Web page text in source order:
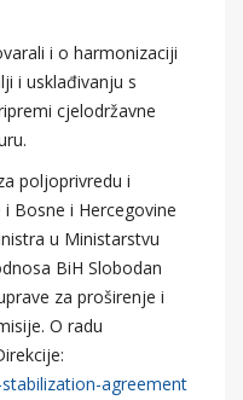
i o harmonizaciji
i usklađivanju s
cjelodržavne
poljoprivredu i
Bosne i Hercegovine
u Ministarstvu
BiH Slobodan
za proširenje i
O radu
agreement